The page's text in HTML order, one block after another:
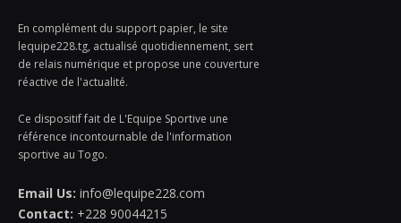
En complément du support papier, le site
lequipe228.tg, actualisé quotidiennement, sert
de relais numérique et propose une couverture
réactive de l'actualité.
Ce dispositif fait de L'Equipe Sportive une
référence incontournable de l'information
sportive au Togo.
Email Us: info@lequipe228.com
Contact: +228 90044215